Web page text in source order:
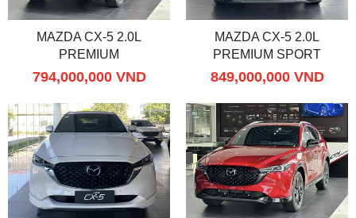
MAZDA CX-5 2.0L
PREMIUM
794,000,000 VND
MAZDA CX-5 2.0L
PREMIUM SPORT
849,000,000 VND